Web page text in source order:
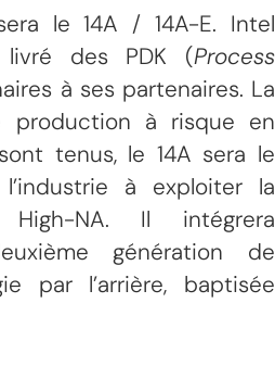
le 14A / 14A-E. Intel
livré des PDK (Process
à ses partenaires. La
production à risque en
tenus, le 14A sera le
à exploiter la
High-NA. Il intégrera
génération de
par l’arrière, baptisée